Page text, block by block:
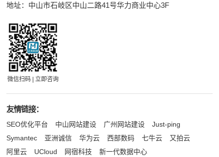
地址：中山市石岐区中山二路41号华力商业中心3F
微信扫码 | 立即咨询
友情链接：
SEO优化平台 中山网站建设 广州网站建设
Just-ping
Symantec
亚洲诚信 华为云 西部数码 七牛云
又拍云
阿里云
UCloud 网宿科技 新一代数据中心